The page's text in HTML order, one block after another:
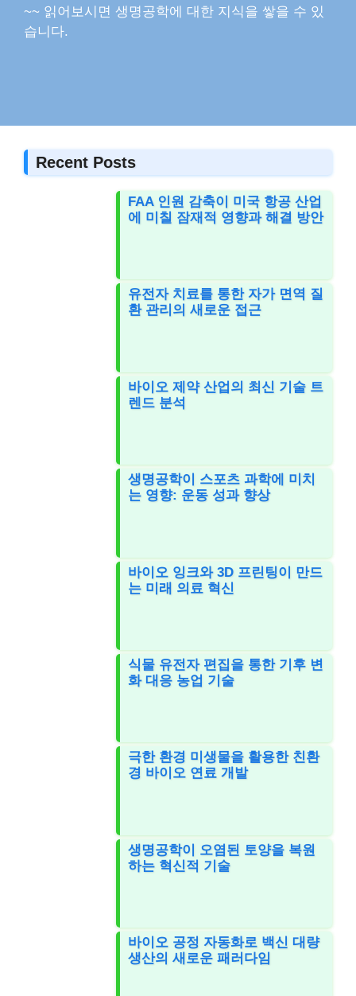
~~ 읽어보시면 생명공학에 대한 지식을 쌓을 수 있
습니다.
Recent Posts
FAA 인원 감축이 미국 항공 산업
에 미칠 잠재적 영향과 해결 방안
유전자 치료를 통한 자가 면역 질
환 관리의 새로운 접근
바이오 제약 산업의 최신 기술 트
렌드 분석
생명공학이 스포츠 과학에 미치
는 영향: 운동 성과 향상
바이오 잉크와 3D 프린팅이 만드
는 미래 의료 혁신
식물 유전자 편집을 통한 기후 변
화 대응 농업 기술
극한 환경 미생물을 활용한 친환
경 바이오 연료 개발
생명공학이 오염된 토양을 복원
하는 혁신적 기술
바이오 공정 자동화로 백신 대량
생산의 새로운 패러다임